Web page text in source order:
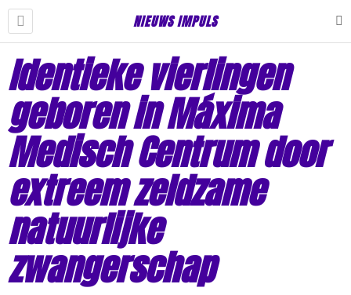
NIEUWS IMPULS
Identieke vierlingen
geboren in Máxima
Medisch Centrum door
extreem zeldzame
natuurlijke
zwangerschap